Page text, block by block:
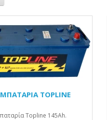
TOPLINE
Topline 145Ah.